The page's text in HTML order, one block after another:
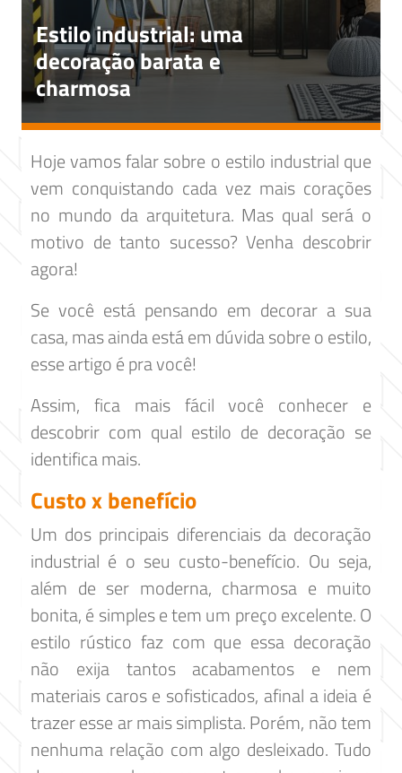
Estilo industrial: uma
decoração barata e
charmosa
Hoje vamos falar sobre o estilo industrial que
vem conquistando cada vez mais corações
no mundo da arquitetura. Mas qual será o
motivo de tanto sucesso? Venha descobrir
agora!
Se você está pensando em decorar a sua
casa, mas ainda está em dúvida sobre o estilo,
esse artigo é pra você!
Assim, fica mais fácil você conhecer e
descobrir com qual estilo de decoração se
identifica mais.
Custo x benefício
Um dos principais diferenciais da decoração
industrial é o seu custo-benefício. Ou seja,
além de ser moderna, charmosa e muito
bonita, é simples e tem um preço excelente. O
estilo rústico faz com que essa decoração
não exija tantos acabamentos e nem
materiais caros e sofisticados, afinal a ideia é
trazer esse ar mais simplista. Porém, não tem
nenhuma relação com algo desleixado. Tudo